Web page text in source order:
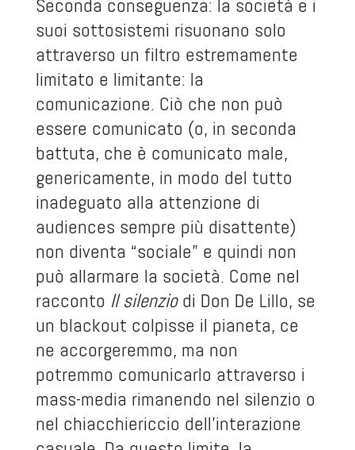
suoi sottosistemi risuonano solo
attraverso un filtro estremamente
limitato e limitante: la
comunicazione. Ciò che non può
essere comunicato (o, in seconda
battuta, che è comunicato male,
genericamente, in modo del tutto
inadeguato alla attenzione di
audiences sempre più disattente)
non diventa “sociale” e quindi non
può allarmare la società. Come nel
racconto Il silenziodi Don De Lillo, se
un blackout colpisse il pianeta, ce
ne accorgeremmo, ma non
potremmo comunicarlo attraverso i
mass-media rimanendo nel silenzio o
nel chiacchiericcio dell’interazione